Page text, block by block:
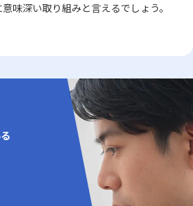
味深い取り組みと言えるでしょう。